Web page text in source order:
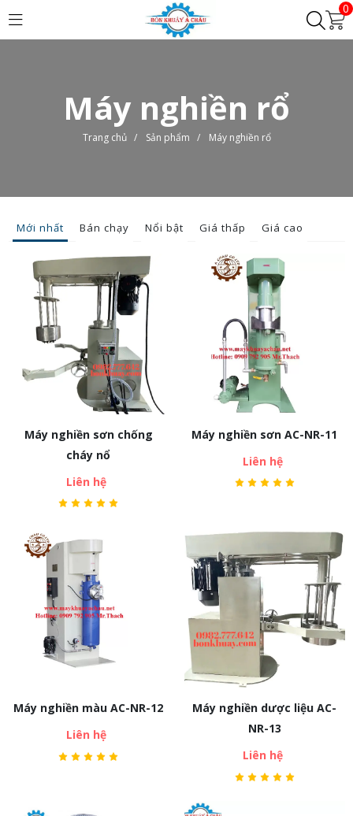
0
Máy nghiền rổ
Trang chủ / Sản phẩm / Máy nghiền rổ
Mới nhất Bán chạy Nổi bật Giá thấp Giá cao
Máy nghiền sơn chống
cháy nổ
Liên hệ
Máy nghiền sơn AC-NR-11
Liên hệ
Máy nghiền màu AC-NR-12
Liên hệ
Máy nghiền dược liệu AC-
NR-13
Liên hệ